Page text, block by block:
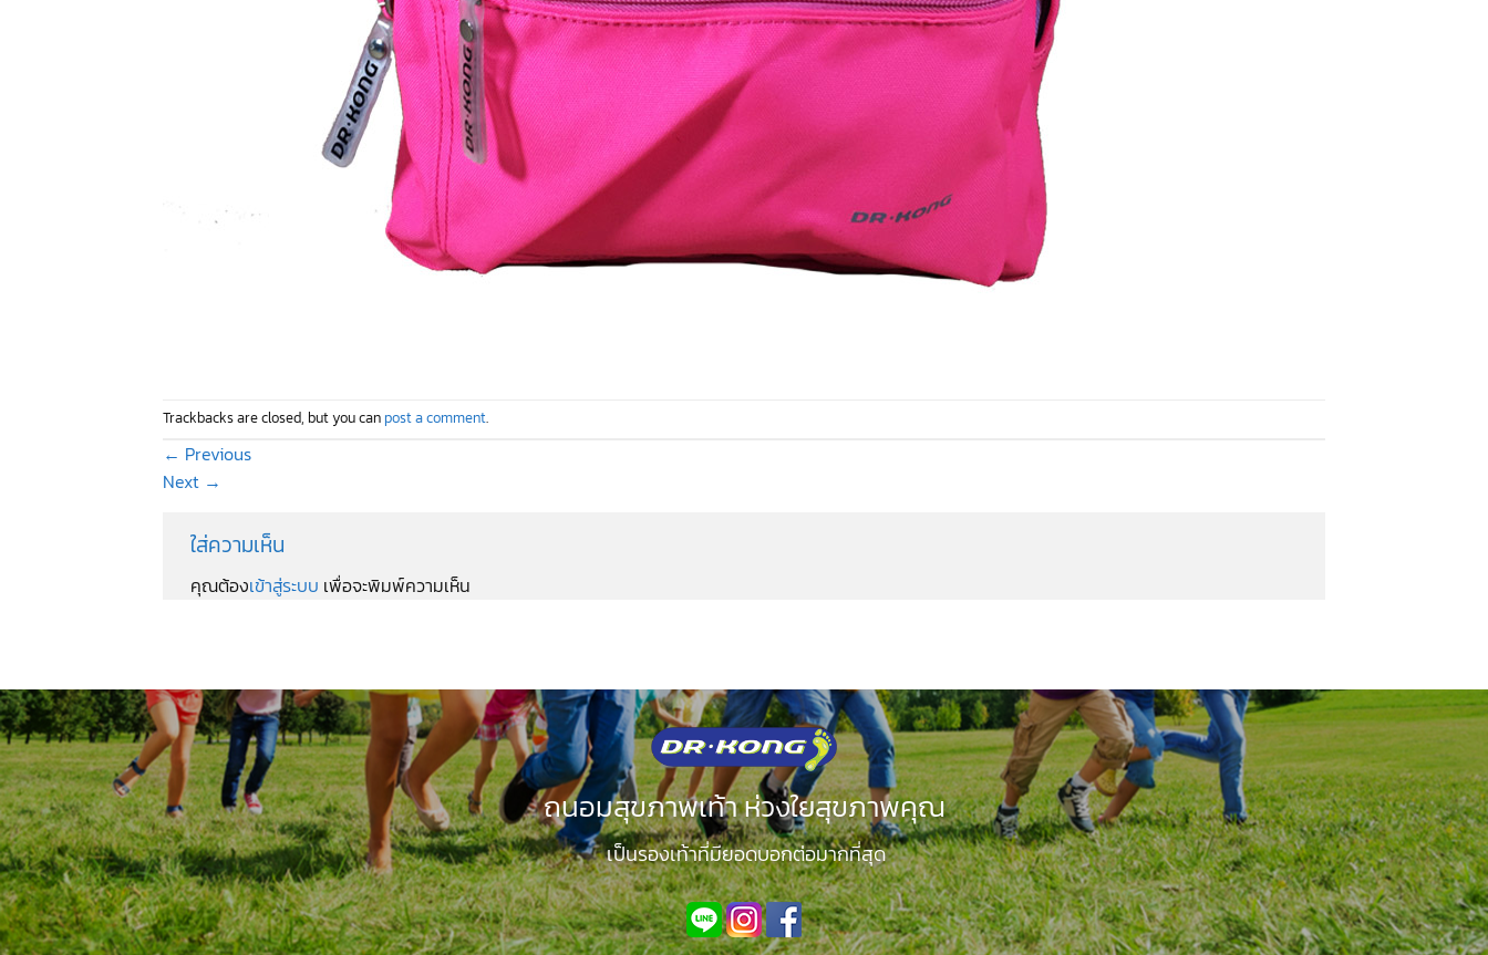
Trackbacks are closed, but you can post a comment.
← Previous
Next →
ใส่ความเห็น
คุณต้องเข้าสู่ระบบ เพื่อจะพิมพ์ความเห็น
ถนอมสุขภาพเท้า ห่วงใยสุขภาพคุณ
เป็นรองเท้าที่มียอดบอกต่อมากที่สุด